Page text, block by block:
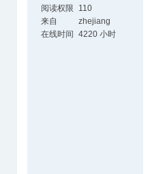
阅读权限
110
来自
zhejiang
在线时间
4220 小时